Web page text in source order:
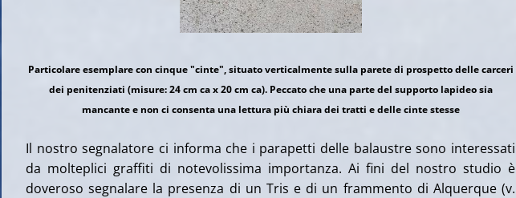
Particolare esemplare con cinque "cinte", situato verticalmente sulla parete di prospetto delle carceri
dei penitenziati (misure: 24 cm ca x 20 cm ca). Peccato che una parte del supporto lapideo sia
mancante e non ci consenta una lettura più chiara dei tratti e delle cinte stesse
Il nostro segnalatore ci informa che i parapetti delle balaustre sono interessati
da molteplici graffiti di notevolissima importanza. Ai fini del nostro studio è
doveroso segnalare la presenza di un Tris e di un frammento di Alquerque (v.